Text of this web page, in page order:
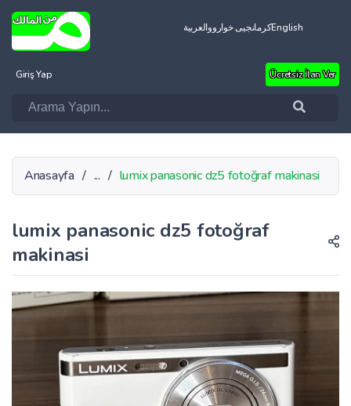
العربيةکرمانجیی خوارووEnglish
Giriş Yap Ücretsiz İlan Ver
Anasayfa / ... / lumix panasonic dz5 fotoğraf makinasi
lumix panasonic dz5 fotoğraf
makinasi